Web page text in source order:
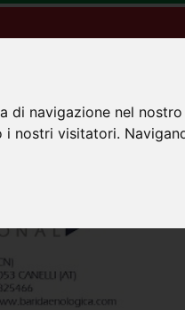
di navigazione nel
nostri visitatori.
Accreditati Enologia